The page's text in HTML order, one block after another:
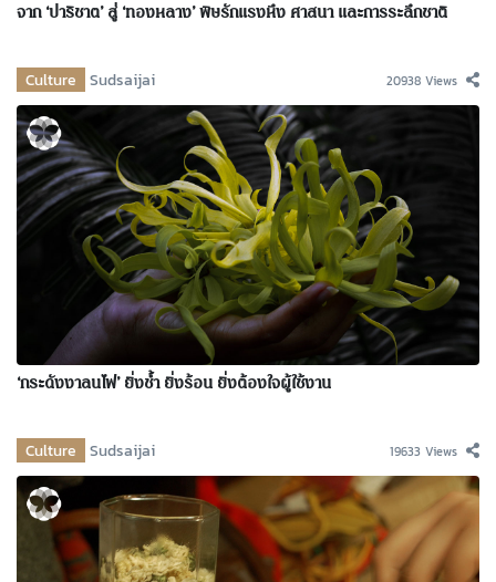
จาก ‘ปาริชาต’ สู่ ‘ทองหลาง’ พิษรักแรงหึง ศาสนา และการระลึกชาติ
Culture Sudsaijai 20938 Views
‘กระดังงาลนไฟ’ ยิ่งช้ำ ยิ่งร้อน ยิ่งต้องใจผู้ใช้งาน
Culture Sudsaijai 19633 Views